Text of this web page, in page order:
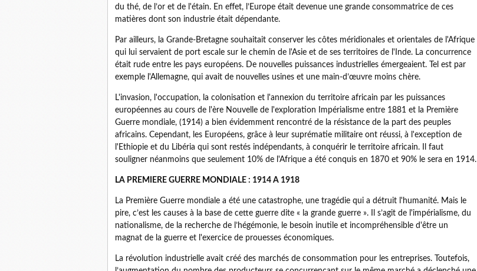
du thé, de l’or et de l'étain. En effet, l’Europe était devenue une grande consommatrice de ces
matières dont son industrie était dépendante.
Par ailleurs, la Grande-Bretagne souhaitait conserver les côtes méridionales et orientales de l'Afrique
qui lui servaient de port escale sur le chemin de l'Asie et de ses territoires de l'Inde. La concurrence
était rude entre les pays européens. De nouvelles puissances industrielles émergeaient. Tel est par
exemple l'Allemagne, qui avait de nouvelles usines et une main-d’œuvre moins chère.
L'invasion, l'occupation, la colonisation et l'annexion du territoire africain par les puissances
européennes au cours de l'ère Nouvelle de l'exploration Impérialisme entre 1881 et la Première
Guerre mondiale, (1914) a bien évidemment rencontré de la résistance de la part des peuples
africains. Cependant, les Européens, grâce à leur suprématie militaire ont réussi, à l'exception de
l'Ethiopie et du Libéria qui sont restés indépendants, à conquérir le territoire africain. Il faut
souligner néanmoins que seulement 10% de l'Afrique a été conquis en 1870 et 90% le sera en 1914.
LA PREMIERE GUERRE MONDIALE : 1914 A 1918
La Première Guerre mondiale a été une catastrophe, une tragédie qui a détruit l'humanité. Mais le
pire, c’est les causes à la base de cette guerre dite « la grande guerre ». Il s’agit de l'impérialisme, du
nationalisme, de la recherche de l’hégémonie, le besoin inutile et incompréhensible d'être un
magnat de la guerre et l'exercice de prouesses économiques.
La révolution industrielle avait créé des marchés de consommation pour les entreprises. Toutefois,